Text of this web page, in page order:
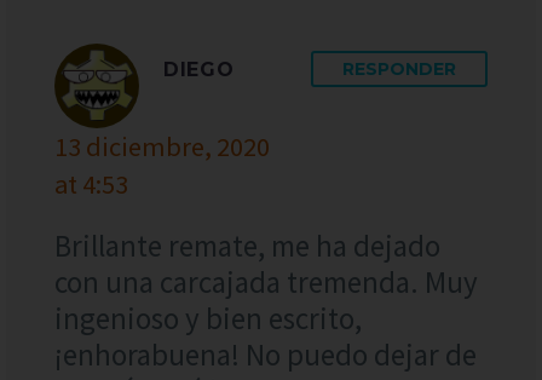
DIEGO
13 diciembre, 2020
at 4:53
RESPONDER
Brillante remate, me ha dejado
con una carcajada tremenda. Muy
ingenioso y bien escrito,
¡enhorabuena! No puedo dejar de